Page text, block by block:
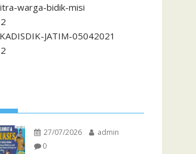
warga-bidik-misi
JATIM-05042021
27/07/2026
admin
0